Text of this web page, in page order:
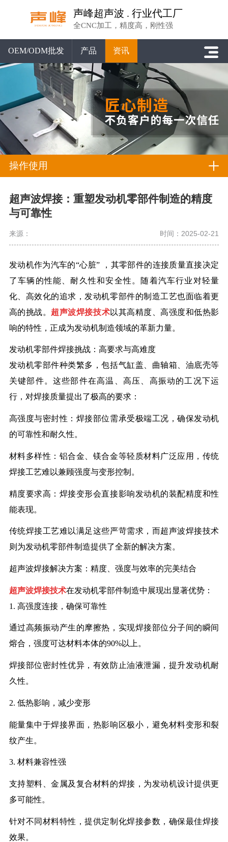
声峰超声波 . 行业代工厂
全CNC加工，精度高，刚性强
OEM/ODM批发 产品 资讯
操作使用
超声波焊接：重塑发动机零部件制造的精度
与可靠性
来源： 时间：2025-02-21
发动机作为汽车的“心脏”
，其零部件的连接质量直接决定
了车辆的性能、耐久性和安全性。随着汽车行业对轻量
化、高效化的追求，发动机零部件的制造工艺也面临着更
高的挑战。 超声波焊接技术以其高精度、高强度和低热影
响的特性，正成为发动机制造领域的革新力量。
发动机零部件焊接挑战：高要求与高难度
发动机零部件种类繁多，包括气缸盖、曲轴箱、油底壳等
关键部件。这些部件在高温、高压、高振动的工况下运
行，对焊接质量提出了极高的要求：
高强度与密封性：焊接部位需承受极端工况，确保发动机
的可靠性和耐久性。
材料多样性：铝合金、镁合金等轻质材料广泛应用，传统
焊接工艺难以兼顾强度与变形控制。
精度要求高：焊接变形会直接影响发动机的装配精度和性
能表现。
传统焊接工艺难以满足这些严苛需求，而超声波焊接技术
则为发动机零部件制造提供了全新的解决方案。
超声波焊接解决方案：精度、强度与效率的完美结合
超声波焊接技术在发动机零部件制造中展现出显著优势：
1. 高强度连接，确保可靠性
通过高频振动产生的摩擦热，实现焊接部位分子间的瞬间
熔合，强度可达材料本体的90%以上。
焊接部位密封性优异，有效防止油液泄漏，提升发动机耐
久性。
2. 低热影响，减少变形
能量集中于焊接界面，热影响区极小，避免材料变形和裂
纹产生。
3. 材料兼容性强
支持塑料、金属及复合材料的焊接，为发动机设计提供更
多可能性。
针对不同材料特性，提供定制化焊接参数，确保最佳焊接
效果。